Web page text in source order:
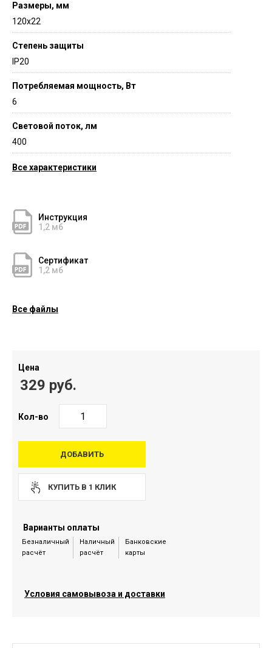
Размеры, мм
120х22
Степень защиты
IP20
Потребляемая мощность, Вт
6
Световой поток, лм
400
Все характеристики
Инструкция
1,2 мб
Сертификат
1,2 мб
Все файлы
Цена
329 руб.
Кол-во
ДОБАВИТЬ
КУПИТЬ В 1 КЛИК
Варианты оплаты
Безналичный
расчёт
Наличный
расчёт
Банковские
карты
Условия самовывоза и доставки